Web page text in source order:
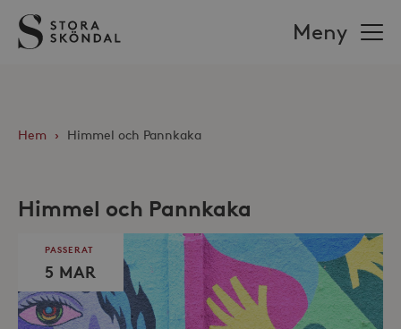
Stora
Sköndal
Meny
Hem › Himmel och Pannkaka
Himmel och Pannkaka
PASSERAT
5 MAR